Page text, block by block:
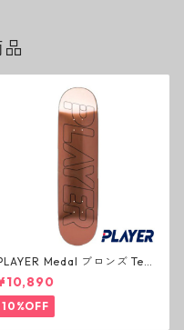
Medal ブロンズ Tea
Deck P3 スケートボードデ
ッキ プレイヤー メダル
10%OFF